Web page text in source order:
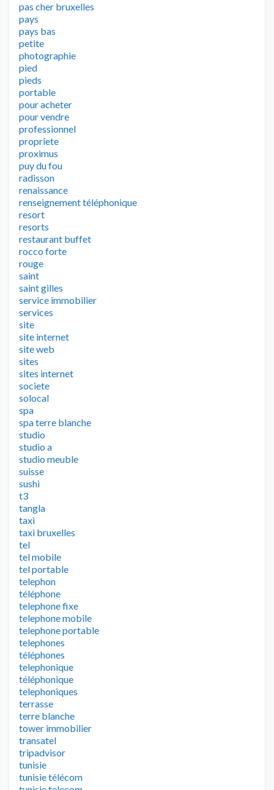
pas cher bruxelles
pays
pays bas
petite
photographie
pied
pieds
portable
pour acheter
pour vendre
professionnel
propriete
proximus
puy du fou
radisson
renaissance
renseignement téléphonique
resort
resorts
restaurant buffet
rocco forte
rouge
saint
saint gilles
service immobilier
services
site
site internet
site web
sites
sites internet
societe
solocal
spa
spa terre blanche
studio
studio a
studio meuble
suisse
sushi
t3
tangla
taxi
taxi bruxelles
tel
tel mobile
tel portable
telephon
téléphone
telephone fixe
telephone mobile
telephone portable
telephones
téléphones
telephonique
téléphonique
telephoniques
terrasse
terre blanche
tower immobilier
transatel
tripadvisor
tunisie
tunisie télécom